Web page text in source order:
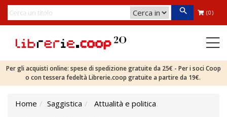
(0)
Per gli acquisti online: spese di spedizione gratuite da 25€ - Per i soci Coop
o con tessera fedeltà Librerie.coop gratuite a partire da 19€.
Home Saggistica
Attualità e politica